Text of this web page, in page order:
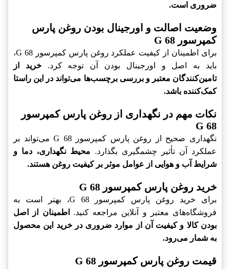
ضروری است.
وضعیت اصالت و اورجینال بودن روغن پارس
کمپرسور G 68
برای اطمینان از کیفیت عملکرد روغن پارس کمپرسور G 68،
باید به اصل و اورجینال بودن آن توجه کرد.خرید از
تامین‌کنندگان معتبر و بررسی برچسب‌ها می‌تواند در این راستا
کمک‌کننده باشد.
نکات مهم در نگهداری از روغن پارس کمپرسور
G 68
نگهداری صحیح از روغن پارس کمپرسور G 68 می‌تواند بر
عملکرد آن تأثیر چشمگیری بگذارد. محیط نگهداری، دما و
شرایط آب و هوایی از عوامل موثر بر کیفیت روغن هستند.
خرید روغن پارس کمپرسور G 68
برای خرید روغن پارس کمپرسور G 68، بهتر است به
فروشگاه‌های معتبر و آنلاین مراجعه کنید.
اطمینان از اصل
بودن کالا و کیفیت آن از موارد ضروری در خرید این محصول
به شمار می‌رود.
قیمت روغن پارس کمپرسور G 68